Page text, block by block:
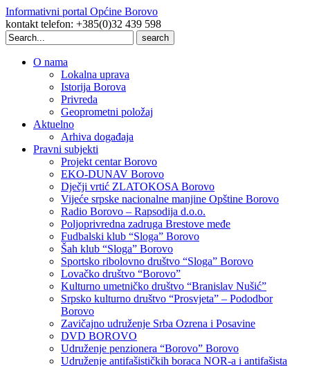
Informativni portal Općine Borovo
kontakt telefon: +385(0)32 439 598
Search
for:
O nama
Lokalna uprava
Istorija Borova
Privreda
Geoprometni položaj
Aktuelno
Arhiva događaja
Pravni subjekti
Projekt centar Borovo
EKO-DUNAV Borovo
Dječji vrtić ZLATOKOSA Borovo
Vijeće srpske nacionalne manjine Opštine Borovo
Radio Borovo – Rapsodija d.o.o.
Poljoprivredna zadruga Brestove međe
Fudbalski klub “Sloga” Borovo
Šah klub “Sloga” Borovo
Sportsko ribolovno društvo “Sloga” Borovo
Lovačko društvo “Borovo”
Kulturno umetničko društvo “Branislav Nušić”
Srpsko kulturno društvo “Prosvjeta” – Pododbor
Borovo
Zavičajno udruženje Srba Ozrena i Posavine
DVD BOROVO
Udruženje penzionera “Borovo” Borovo
Udruženje antifašističkih boraca NOR-a i antifašista